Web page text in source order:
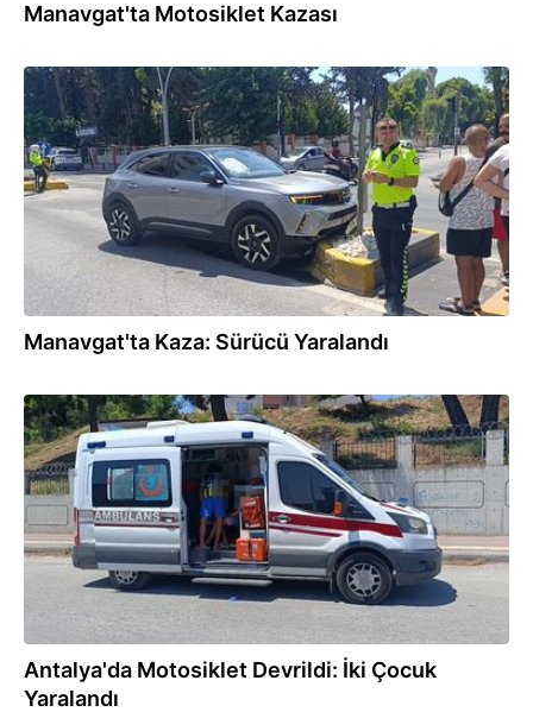
Manavgat'ta Motosiklet Kazası
03.08.2026
Manavgat'ta Kaza: Sürücü Yaralandı
03.08.2026
Antalya'da Motosiklet Devrildi: İki Çocuk
Yaralandı